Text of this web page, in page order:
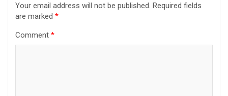
Your email address will not be published. Required fields
are marked *
Comment *